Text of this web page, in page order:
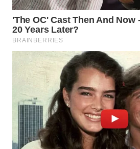
WN
TANJUNG
LESUNG
WN
KARO
SIMALUNGUN
WN
LABUHANBATU